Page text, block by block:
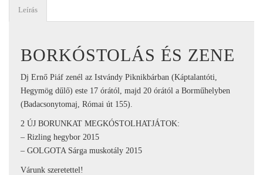
Leírás
BORKÓSTOLÁS ÉS ZENE
Dj Ernő Piáf zenél az Istvándy Piknikbárban (Káptalantóti,
Hegymög dűlő) este 17 órától, majd 20 órától a Borműhelyben
(Badacsonytomaj, Római út 155).
2 ÚJ BORUNKAT MEGKÓSTOLHATJÁTOK:
– Rizling hegybor 2015
– GOLGOTA Sárga muskotály 2015
Várunk szeretettel!